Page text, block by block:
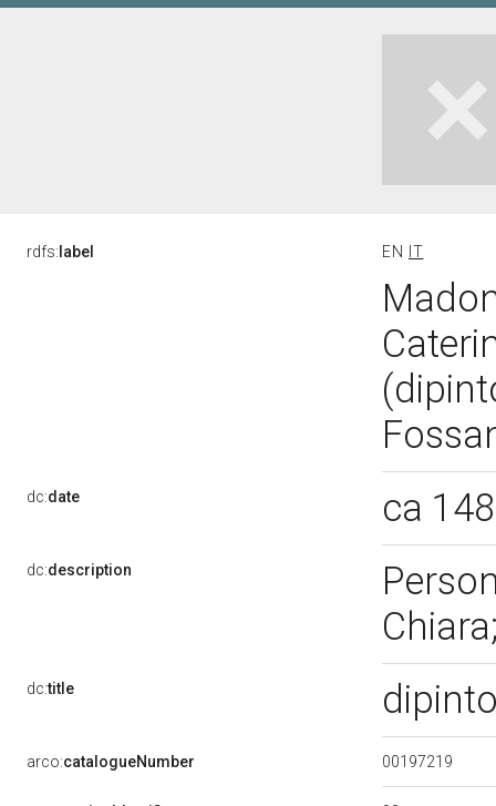
rdfs: label EN IT
dc:date ca
dc:description
dc:title
arco:catalogueNumber 00197219